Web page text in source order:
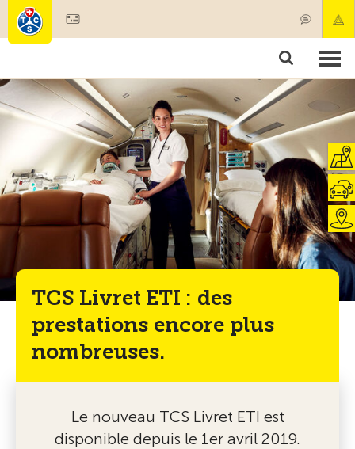
Membres & prestations
Tests, sécurité & santé
TCS Livret ETI : des
prestations encore plus
nombreuses.
Le nouveau TCS Livret ETI est
disponible depuis le 1er avril 2019.